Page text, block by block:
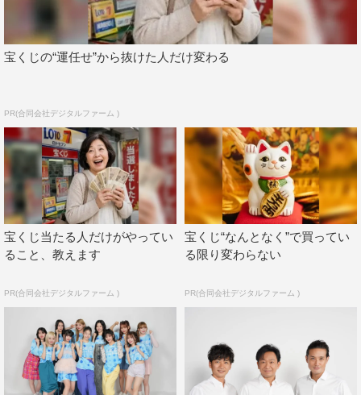
が“グップラデジタルサポーター”に就任。SNSなどのデジ
タル面からウィークを盛り上げる。
また、今年のGood For the Planetでは、SDGsを考えると
「これ見て！アマモを増やそう動画」をYouTubeで公開。
動画の再生回数に応じて、二酸化炭素を吸収・貯留して温
暖化の緩和に役立つとして、近年注目を集めている海草
「アマモ」の苗をウィーク終了後に植えることで、動画を
見た一人一人のアクションが、実際にアマモを増やすこと
につながり、地球にいいことに貢献できる試みを実施す
る。
となり、グップラサポーターのカズレーザー、生見愛瑠、
永尾柚乃が生徒として参加し、アマモの重要性や役割が面
白く理解できる授業を展開するほか、ME:Iも自身の楽曲
「Click」と「MUSE」に合わせて、メンバーが「アマモ
宝くじの“運任せ”から抜けた人だけ変わる
PR(合同会社デジタルファーム )
宝くじ当たる人だけがやってい
ること、教えます
PR(合同会社デジタルファーム )
宝くじ“なんとなく”で買ってい
る限り変わらない
PR(合同会社デジタルファーム )